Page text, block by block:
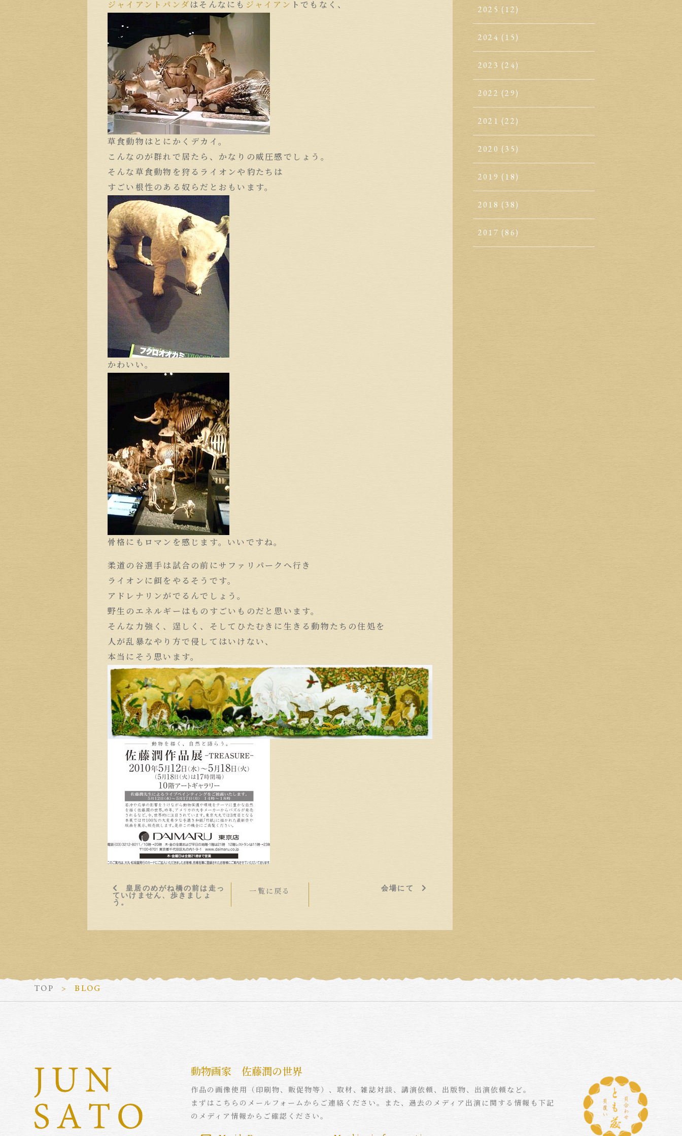
ジャイアントパンダはそんなにも ジャイアン トでもなく、
草食動物はとにかくデカイ。
こんなのが群れで居たら、かなりの威圧感でしょう。
そんな草食動物を狩るライオンや豹たちは
すごい根性のある奴らだとおもいます。
かわいい。
骨格にもロマンを感じます。いいですね。
柔道の谷選手は試合の前にサファリパークへ行き
ライオンに餌をやるそうです。
アドレナリンがでるんでしょう。
野生のエネルギーはものすごいものだと思います。
そんな力強く、逞しく、そしてひたむきに生きる動物たちの住処を
人が乱暴なやり方で侵してはいけない、
本当にそう思います。
皇居のめがね橋の前は走っ
ていけません、歩きましょ
う。
一覧に戻る 会場にて
2025 (12)
2024 (15)
2023 (24)
2022 (29)
2021 (22)
2020 (35)
2019 (18)
2018 (38)
2017 (86)
TOP BLOG
動物画家 佐藤潤の世界
作品の画像使用（印刷物、販促物等）、取材、雑誌対談、講演依頼、出版物、出演依頼など。
まずはこちらのメールフォームからご連絡ください。また、過去のメディア出演に関する情報も下記
のメディア情報からご確認ください。